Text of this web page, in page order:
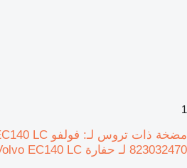
1
823032470 لـ حفارة Volvo EC140 LC